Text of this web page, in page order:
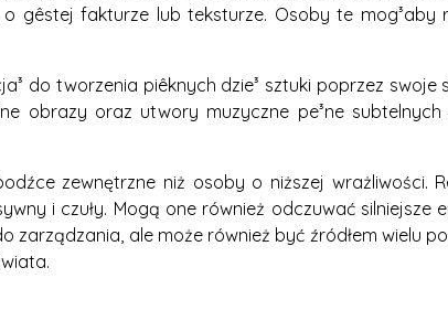
gêstej fakturze lub teksturze. Osoby te
do tworzenia piêknych dzie³ sztuki poprzez
obrazy oraz utwory muzyczne pe³ne
zewnętrzne niż osoby o niższej wrażliwości.
i czuły. Mogą one również odczuwać
zarządzania, ale może również być źródłem wielu